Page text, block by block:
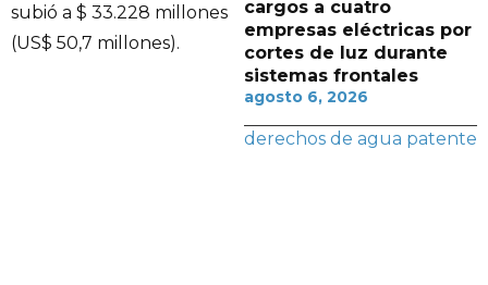
subió a $ 33.228 millones
(US$ 50,7 millones).
cargos a cuatro
empresas eléctricas por
cortes de luz durante
sistemas frontales
agosto 6, 2026
derechos de agua patente